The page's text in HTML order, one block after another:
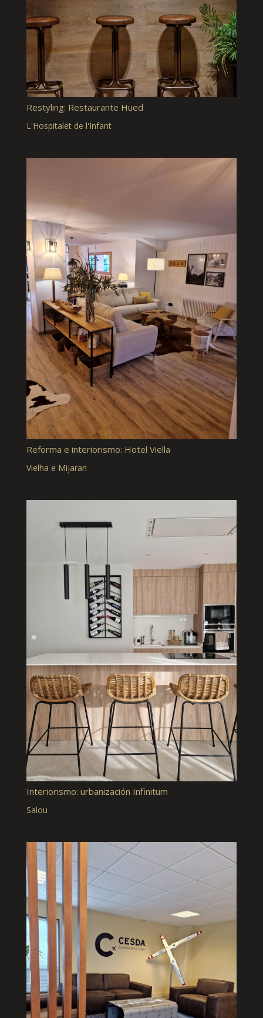
Restyling: Restaurante Hued
L'Hospitalet de l'Infant
Reforma e interiorismo: Hotel Viella
Vielha e Mijaran
Interiorismo: urbanización Infinitum
Salou